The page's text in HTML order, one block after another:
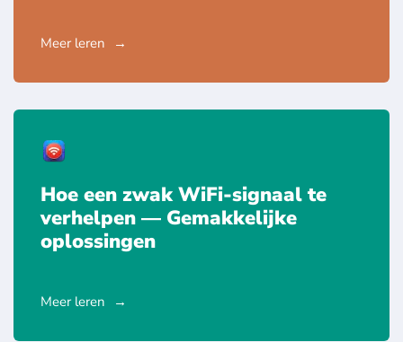
Meer leren
Hoe een zwak WiFi-signaal te
verhelpen — Gemakkelijke
oplossingen
Meer leren